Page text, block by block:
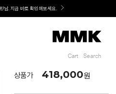
Shop Coupon (총 60만원) 지급
남. 지금 바로 확인해보세요.
Cart Search
상품가 418,000원